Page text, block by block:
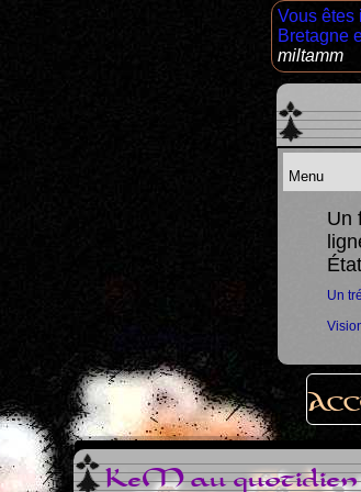
Vous êtes
Bretagne
miltamm
Un
Un
KeM au quotidien